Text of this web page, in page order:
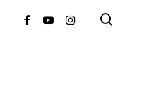
FacebookYoutubeInstagram